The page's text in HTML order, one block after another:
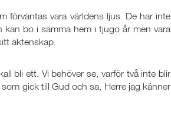
förväntas vara världens ljus. De har inte
bo i samma hem i tjugo år men vara
äktenskap.
bli ett. Vi behöver se, varför två inte blir
gick till Gud och sa, Herre jag känner